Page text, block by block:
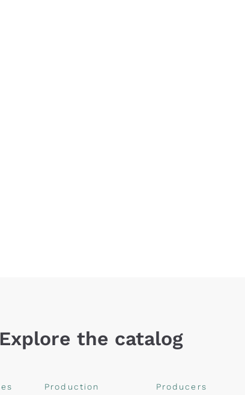
Explore the catalog
Production
Producers